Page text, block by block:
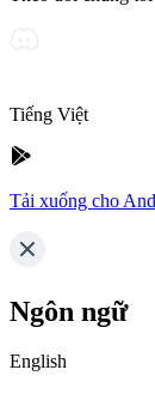
Tiếng Việt
Tải xuống cho
Ngôn ngữ
English